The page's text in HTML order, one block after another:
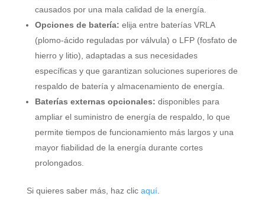
causados por una mala calidad de la energía.
Opciones de batería: elija entre baterías VRLA
(plomo-ácido reguladas por válvula) o LFP (fosfato de
hierro y litio), adaptadas a sus necesidades
específicas y que garantizan soluciones superiores de
respaldo de batería y almacenamiento de energía.
Baterías externas opcionales: disponibles para
ampliar el suministro de energía de respaldo, lo que
permite tiempos de funcionamiento más largos y una
mayor fiabilidad de la energía durante cortes
prolongados.
Si quieres saber más, haz clic aquí.